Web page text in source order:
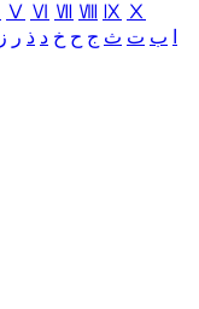
Ⅴ Ⅵ Ⅶ Ⅷ Ⅸ Ⅹ
ب ت ث ج ح خ د ذ ر ز